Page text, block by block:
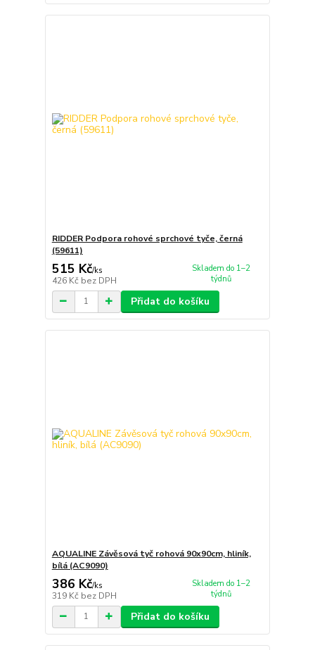
RIDDER Podpora rohové sprchové tyče, černá
(59611)
515 Kč/ks
426 Kč bez DPH
Skladem do 1–2
týdnů
Přidat do košíku
AQUALINE Závěsová tyč rohová 90x90cm, hliník,
bílá (AC9090)
386 Kč/ks
319 Kč bez DPH
Skladem do 1–2
týdnů
Přidat do košíku